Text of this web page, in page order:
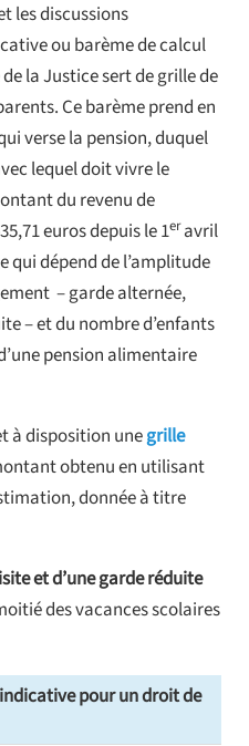
les discussions
ou barème de calcul
la Justice sert de grille de
Ce barème prend en
verse la pension, duquel
lequel doit vivre le
du revenu de
euros depuis le 1eravril
qui dépend de l’amplitude
– garde alternée,
– et du nombre d’enfants
pension alimentaire
à disposition unegrille
obtenu en utilisant
donnée à titre
et d’une garde réduite
des vacances scolaires
pour un droit de